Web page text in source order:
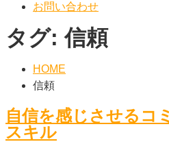
お問い合わせ
タグ:信頼
HOME
信頼
自信を感じさせるコ
スキル